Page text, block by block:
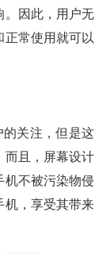
。因此，用户无
正常使用就可以
关注，但是这
而且，屏幕设计
机不被污染物侵
机，享受其带来